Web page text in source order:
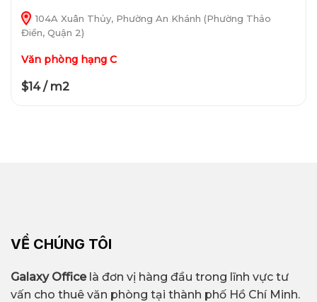
104A Xuân Thủy, Phường An Khánh (Phường Thảo
Điền, Quận 2)
Văn phòng hạng C
$14 / m2
VỀ CHÚNG TÔI
Galaxy Officelà đơn vị hàng đầu trong lĩnh vực tư
vấn cho thuê văn phòng tại thành phố Hồ Chí Minh.